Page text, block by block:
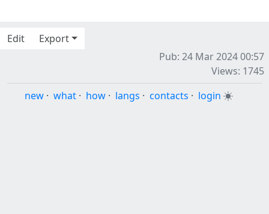
Edit
Export
Pub: 24 Mar 2024 00:57
Views: 1745
new · what · how · langs · contacts · login